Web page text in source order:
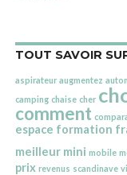
TOUT SAVOIR
aspirateur augmentez
camping chaise cher
comment
espace formation
meilleur mini mobile
prix revenus scandinave